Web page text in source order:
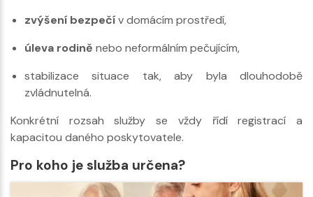
zvýšení bezpečív domácím prostředí,
úleva rodině nebo neformálním pečujícím,
stabilizace situace tak, aby byla dlouhodobě
zvládnutelná.
Konkrétní rozsah služby se vždy řídí registrací a
kapacitou daného poskytovatele.
Pro koho je služba určena?